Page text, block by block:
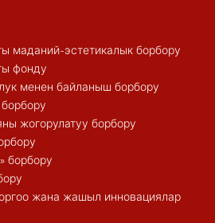
маданий-эстетикалык борбору
фонду
менен байланыш борбору
жогорулатуу борбору
борбору
жана жашыл инновациялар